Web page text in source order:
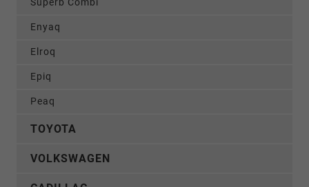
Superb Combi
Enyaq
Elroq
Epiq
Peaq
TOYOTA
VOLKSWAGEN